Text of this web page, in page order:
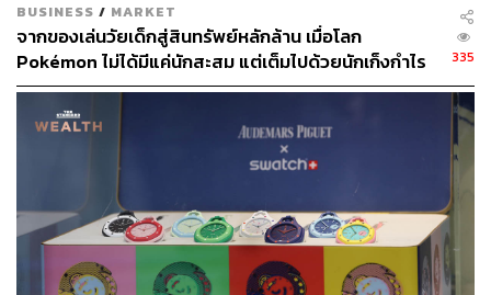
Devolved Parliament ราคาประมาณ 407 ล้านบาท
BUSINESS / MARKET
จากของเล่นวัยเด็กสู่สินทรัพย์หลักล้าน เมื่อโลก
Pokémon ไม่ได้มีแค่นักสะสม แต่เต็มไปด้วยนักเก็งกำไร
และ พ่อค้ากว้านซื้อ
335